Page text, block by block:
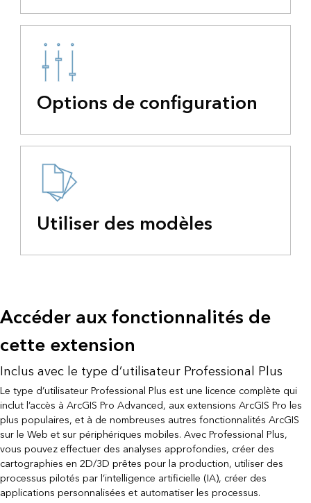
Options de configuration
Utiliser des modèles
Accéder aux fonctionnalités de
cette extension
Inclus avec le type d’utilisateur Professional Plus
Le type d’utilisateur Professional Plus est une licence complète qui
inclut l’accès à ArcGIS Pro Advanced, aux extensions ArcGIS Pro les
plus populaires, et à de nombreuses autres fonctionnalités ArcGIS
sur le Web et sur périphériques mobiles. Avec Professional Plus,
vous pouvez effectuer des analyses approfondies, créer des
cartographies en 2D/3D prêtes pour la production, utiliser des
processus pilotés par l’intelligence artificielle (IA), créer des
applications personnalisées et automatiser les processus.